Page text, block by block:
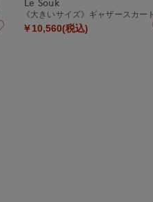
《大きいサイズ》ギャザースカート
￥10,560(税込)